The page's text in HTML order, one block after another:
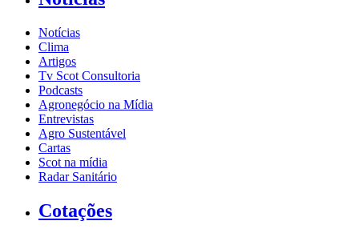
Notícias
Clima
Artigos
Tv Scot Consultoria
Podcasts
Agronegócio na Mídia
Entrevistas
Agro Sustentável
Cartas
Scot na mídia
Radar Sanitário
Cotações